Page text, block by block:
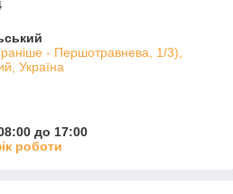
- Першотравнева, 1/3),
Україна
до 17:00
роботи